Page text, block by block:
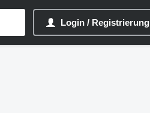
Login / Registrierung